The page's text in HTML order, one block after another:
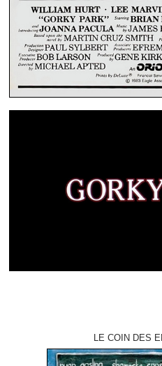
LE COIN DES